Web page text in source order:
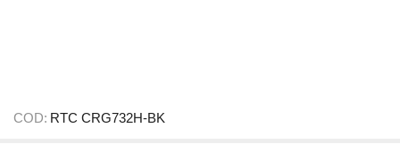
COD: RTC CRG732H-BK